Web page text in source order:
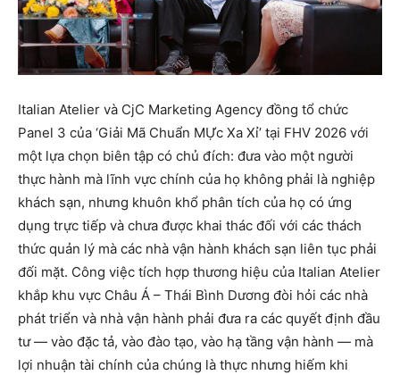
Italian Atelier và CjC Marketing Agency đồng tổ chức
Panel 3 của ‘Giải Mã Chuẩn MỰc Xa Xỉ’ tại FHV 2026 với
một lựa chọn biên tập có chủ đích: đưa vào một người
thực hành mà lĩnh vực chính của họ không phải là nghiệp
khách sạn, nhưng khuôn khổ phân tích của họ có ứng
dụng trực tiếp và chưa được khai thác đối với các thách
thức quản lý mà các nhà vận hành khách sạn liên tục phải
đối mặt. Công việc tích hợp thương hiệu của Italian Atelier
khắp khu vực Châu Á – Thái Bình Dương đòi hỏi các nhà
phát triển và nhà vận hành phải đưa ra các quyết định đầu
tư — vào đặc tả, vào đào tạo, vào hạ tầng vận hành — mà
lợi nhuận tài chính của chúng là thực nhưng hiếm khi